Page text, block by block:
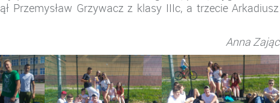
Przemysław Grzywacz z klasy IIIc, a trzecie Arkadiusz
Anna Zając